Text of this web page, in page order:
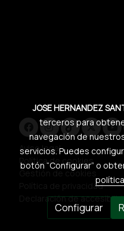
Aviso legal
Política de cookies
Gestión de cookies
Política de privacidad
Declaración de
JOSE HERNANDEZ
terceros para
navegación de
servicios. Puedes
botón “Configurar” o
Configurar